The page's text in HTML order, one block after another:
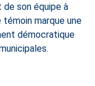
son équipe à
témoin marque une
démocratique